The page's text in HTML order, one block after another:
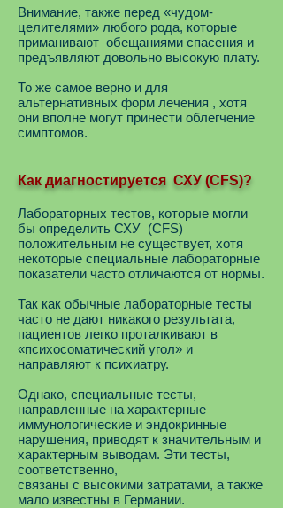
Внимание, также перед «чудом-
целителями» любого рода, которые
приманивают обещаниями спасения и
предъявляют довольно высокую плату.
То же самое верно и для
альтернативных форм лечения , хотя
они вполне могут принести облегчение
симптомов.
Как диагностируется СХУ (CFS)?
Лабораторных тестов, которые могли
бы определить СХУ (CFS)
положительным не существует, хотя
некоторые специальные лабораторные
показатели часто отличаются от нормы.
Так как обычные лабораторные тесты
часто не дают никакого результата,
пациентов легко проталкивают в
«психосоматический угол» и
направляют к психиатру.
Однако, специальные тесты,
направленные на характерные
иммунологические и эндокринные
нарушения, приводят к значительным и
характерным выводам. Эти тесты,
соответственно,
связаны с высокими затратами, а также
мало известны в Германии.